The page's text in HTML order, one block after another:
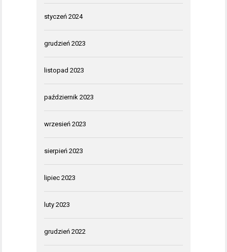
styczeń 2024
grudzień 2023
listopad 2023
październik 2023
wrzesień 2023
sierpień 2023
lipiec 2023
luty 2023
grudzień 2022